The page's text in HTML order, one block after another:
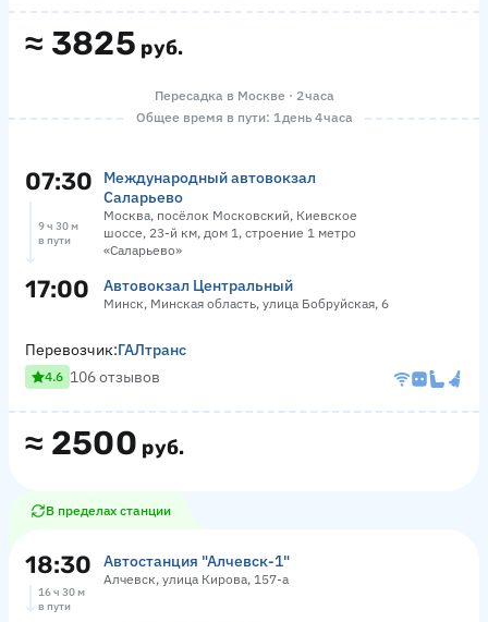
≈ 3825 руб.
Пересадка в Москве · 2 часа
Общее время в пути: 1 день 4 часа
07:30
Международный автовокзал
Саларьево
Москва, посёлок Московский, Киевское
шоссе, 23-й км, дом 1, строение 1 метро
«Саларьево»
9 ч 30 м
в пути
17:00 Автовокзал Центральный
Минск, Минская область, улица Бобруйская, 6
≈ 2500 руб.
Перевозчик:ГАЛтранс
4.6 106 отзывов
В пределах станции
18:30 Автостанция "Алчевск-1"
Алчевск, улица Кирова, 157-а
16 ч 30 м
в пути